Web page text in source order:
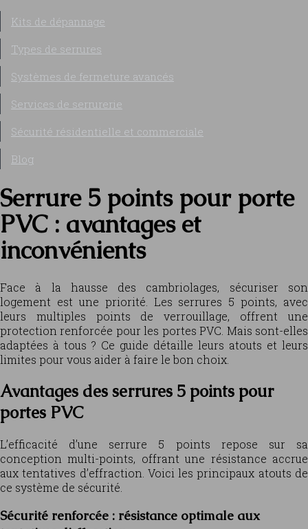
Kits de dépannage
Types de serrures
Systèmes de fermeture avancés
Services de serrurerie
Sécurité résidentielle et commerciale
Blog
Serrure 5 points pour porte
PVC : avantages et
inconvénients
Face à la hausse des cambriolages, sécuriser son
logement est une priorité. Les serrures 5 points, avec
leurs multiples points de verrouillage, offrent une
protection renforcée pour les portes PVC. Mais sont-elles
adaptées à tous ? Ce guide détaille leurs atouts et leurs
limites pour vous aider à faire le bon choix.
Avantages des serrures 5 points pour
portes PVC
L’efficacité d’une serrure 5 points repose sur sa
conception multi-points, offrant une résistance accrue
aux tentatives d’effraction. Voici les principaux atouts de
ce système de sécurité.
Sécurité renforcée : résistance optimale aux